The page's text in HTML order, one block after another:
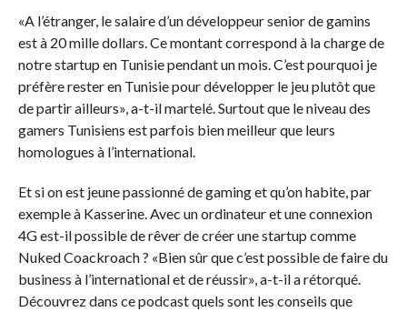
«A l’étranger, le salaire d’un développeur senior de gamins
est à 20 mille dollars. Ce montant correspond à la charge de
notre startup en Tunisie pendant un mois. C’est pourquoi je
préfère rester en Tunisie pour développer le jeu plutôt que
de partir ailleurs», a-t-il martelé. Surtout que le niveau des
gamers Tunisiens est parfois bien meilleur que leurs
homologues à l’international.
Et si on est jeune passionné de gaming et qu’on habite, par
exemple à Kasserine. Avec un ordinateur et une connexion
4G est-il possible de rêver de créer une startup comme
Nuked Coackroach ? «Bien sûr que c’est possible de faire du
business à l’international et de réussir», a-t-il a rétorqué.
Découvrez dans ce podcast quels sont les conseils que